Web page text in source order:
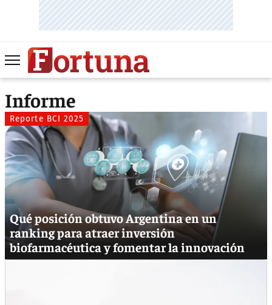
Informe
Reporte BCI 2025
Qué posición obtuvo Argentina en un
ranking para atraer inversión
biofarmacéutica y fomentar la innovación